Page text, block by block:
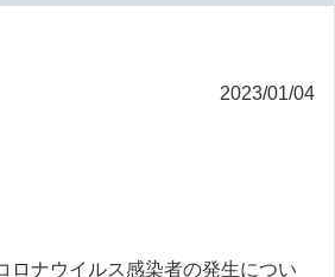
2023/01/04
ルス感染者の発生につい